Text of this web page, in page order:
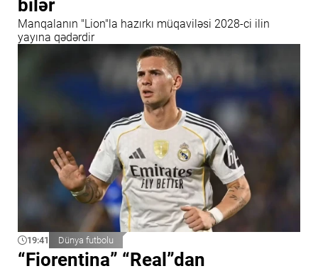
bilər
Manqalanın "Lion"la hazırkı müqaviləsi 2028-ci ilin
yayına qədərdir
19:41 Dünya futbolu
“Fiorentina” “Real”dan